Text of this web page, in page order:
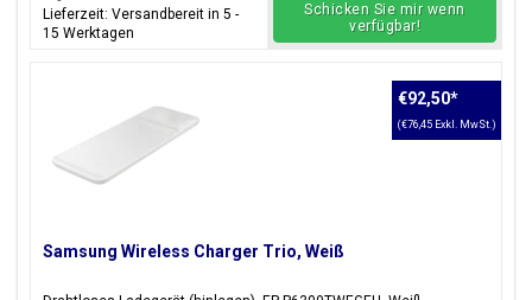
Lieferzeit: Versandbereit in 5 -
15 Werktagen
Schicken Sie mir wenn
verfügbar!
Samsung Wireless Charger Trio, Weiß
€92,50*
(€76,45 Exkl. MwSt.)